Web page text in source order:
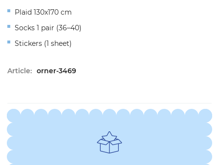
Plaid 130x170 cm
Socks 1 pair (36–40)
Stickers (1 sheet)
Article: orner-3469